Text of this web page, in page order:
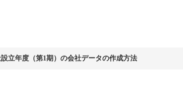
立年度（第1期）の会社データの作成方法